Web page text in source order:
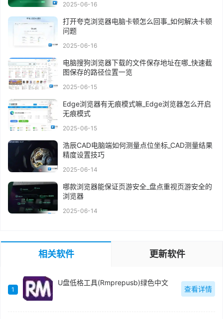
2025-06-16
打开夸克浏览器电脑卡顿怎么回事_如何解决卡顿
问题
2025-06-16
电脑搜狗浏览器下载的文件保存地址在哪_快速截
图保存的路径位置一览
2025-06-15
Edge浏览器有无痕模式嘛_Edge浏览器怎么开启
无痕模式
2025-06-15
浩辰CAD电脑端如何测量点位坐标_CAD测量结果
精度设置技巧
2025-06-14
哪款浏览器能保证页游安全_盘点重视页游安全的
浏览器
2025-06-14
相关软件 更新软件
1
U盘低格工具(Rmprepusb)绿色中文
查看详情